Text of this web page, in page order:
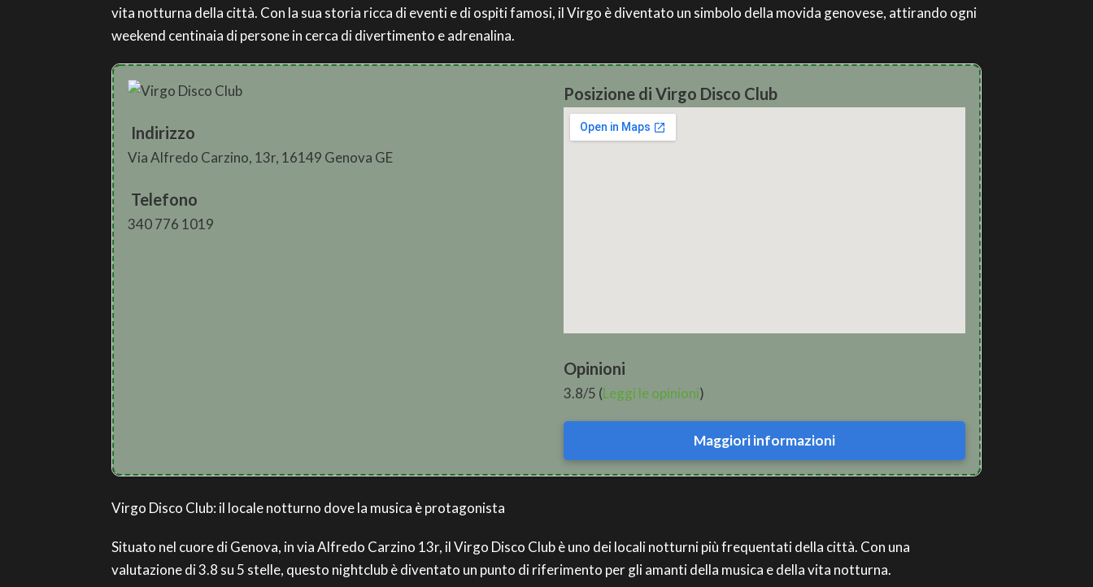
vita notturna della città. Con la sua storia ricca di eventi e di ospiti famosi, il Virgo è diventato un simbolo della movida genovese, attirando ogni
weekend centinaia di persone in cerca di divertimento e adrenalina.
Indirizzo
Via Alfredo Carzino, 13r, 16149 Genova GE
Telefono
340 776 1019
Posizione di Virgo Disco Club
Opinioni
3.8/5 (Leggi le opinioni)
Maggiori informazioni
Virgo Disco Club: il locale notturno dove la musica è protagonista
Situato nel cuore di Genova, in via Alfredo Carzino 13r, il Virgo Disco Club è uno dei locali notturni più frequentati della città. Con una
valutazione di 3.8 su 5 stelle, questo nightclub è diventato un punto di riferimento per gli amanti della musica e della vita notturna.